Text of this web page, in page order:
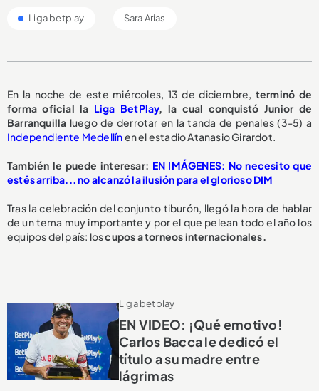
Liga betplay Sara Arias
En la noche de este miércoles, 13 de diciembre, terminó de
forma oficial la Liga BetPlay, la cual conquistó Junior de
Barranquilla luego de derrotar en la tanda de penales (3-5) a
Independiente Medellínen el estadio Atanasio Girardot.
También le puede interesar: EN IMÁGENES: No necesito que
estés arriba... no alcanzó la ilusión para el glorioso DIM
Tras la celebración del conjunto tiburón, llegó la hora de hablar
de un tema muy importante y por el que pelean todo el año los
equipos del país: loscupos a torneos internacionales.
Liga betplay
EN VIDEO: ¡Qué emotivo!
Carlos Bacca le dedicó el
título a su madre entre
lágrimas